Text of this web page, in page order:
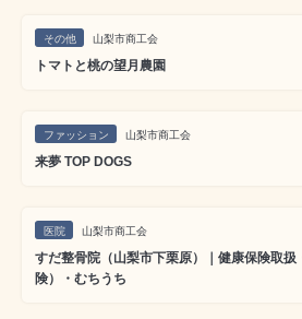
その他 山梨市商工会
トマトと桃の望月農園
ファッション 山梨市商工会
来夢 TOP DOGS
医院 山梨市商工会
すだ整骨院（山梨市下栗原）｜健康保険取扱
険）・むちうち